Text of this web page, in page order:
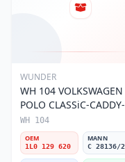
WUNDER
WH 104 VOLKSWAGEN
POLO CLASSiC-CADDY-
SEAT iBiZA 1L0 129 620
Hava Filtresi
WH 104
OEM
1L0 129 620
MANN
C 28136/2